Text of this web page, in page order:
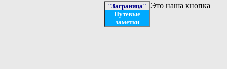
"Заграница"
Путевые
заметки
Это наша кнопка